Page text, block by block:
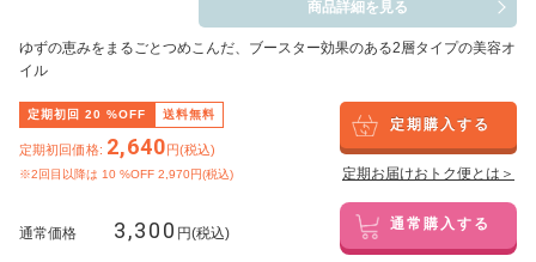
商品詳細を見る
ゆずの恵みをまるごとつめこんだ、ブースター効果のある2層タイプの美容オ
イル
定期初回 20 %OFF 送料無料
定期初回価格: 2,640円(税込)
※2回目以降は 10 %OFF 2,970円(税込)
定期購入する
定期お届けおトク便とは＞
通常価格 3,300 円(税込) 通常購入する